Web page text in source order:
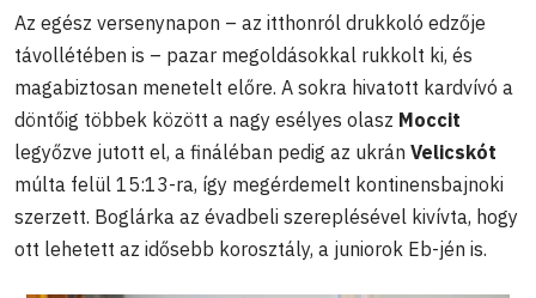
Az egész versenynapon – az itthonról drukkoló edzője
távollétében is – pazar megoldásokkal rukkolt ki, és
magabiztosan menetelt előre. A sokra hivatott kardvívó a
döntőig többek között a nagy esélyes olasz Moccit
legyőzve jutott el, a fináléban pedig az ukrán Velicskót
múlta felül 15:13-ra, így megérdemelt kontinensbajnoki
szerzett. Boglárka az évadbeli szereplésével kivívta, hogy
ott lehetett az idősebb korosztály, a juniorok Eb-jén is.